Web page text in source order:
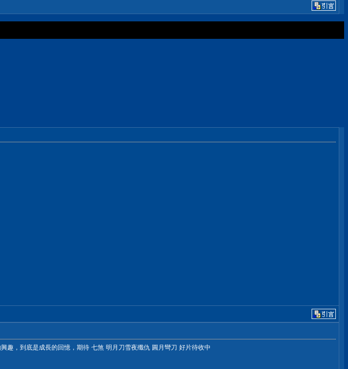
趣，到底是成長的回憶，期待 七煞 明月刀雪夜殲仇 圓月彎刀 好片待收中